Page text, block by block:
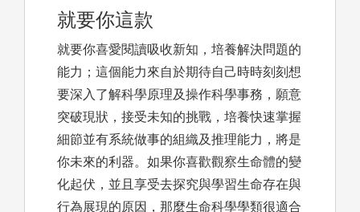
就要你這款
就要你喜愛閱讀吸收新知，培養解決問題的
能力；這個能力來自於期待自己時時刻刻想
要深入了解科學原理及操作科學事務，願意
突破現狀，接受未知的挑戰，培養快速掌握
細節並有系統做事的組織及推理能力，將是
你未來的利器。如果你喜歡觀察生命體的變
化起伏，並且享受去探究與學習生命存在與
行為展現的原因，那麼生命科學學類很適合